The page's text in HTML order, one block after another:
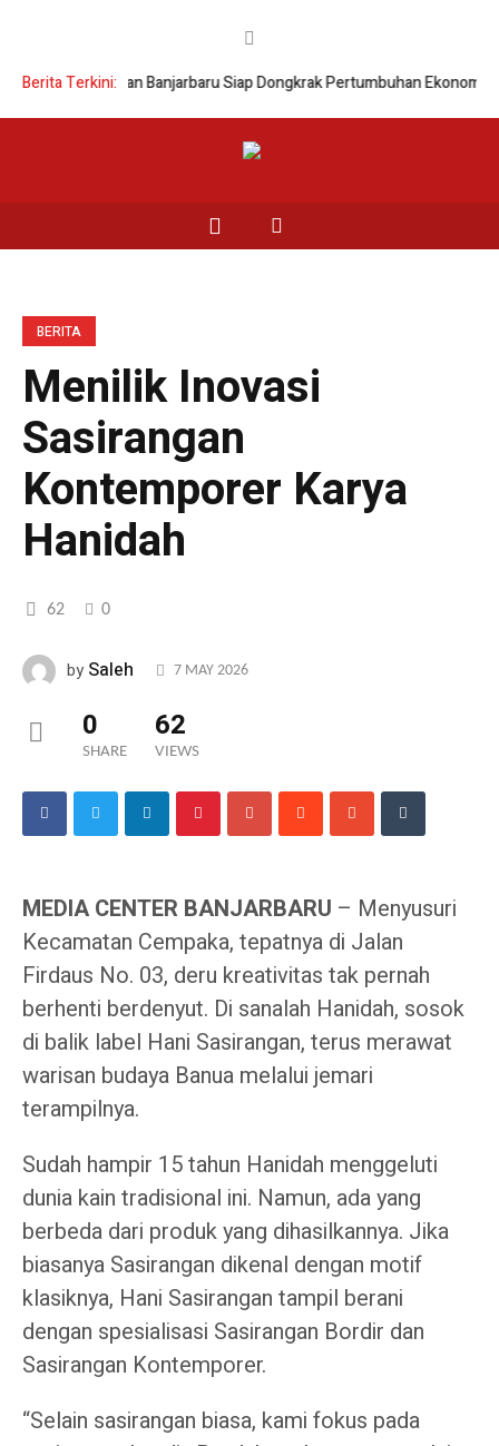
Berita Terkini:
Selatan Banjarbaru Siap Dongkrak Pertumbuhan Ekonomi Wali
BERITA
Menilik Inovasi
Sasirangan
Kontemporer Karya
Hanidah
62 0
by Saleh 7 MAY 2026
0
SHARE
62
VIEWS
MEDIA CENTER BANJARBARU – Menyusuri
Kecamatan Cempaka, tepatnya di Jalan
Firdaus No. 03, deru kreativitas tak pernah
berhenti berdenyut. Di sanalah Hanidah, sosok
di balik label Hani Sasirangan, terus merawat
warisan budaya Banua melalui jemari
terampilnya.
Sudah hampir 15 tahun Hanidah menggeluti
dunia kain tradisional ini. Namun, ada yang
berbeda dari produk yang dihasilkannya. Jika
biasanya Sasirangan dikenal dengan motif
klasiknya, Hani Sasirangan tampil berani
dengan spesialisasi Sasirangan Bordir dan
Sasirangan Kontemporer.
“Selain sasirangan biasa, kami fokus pada